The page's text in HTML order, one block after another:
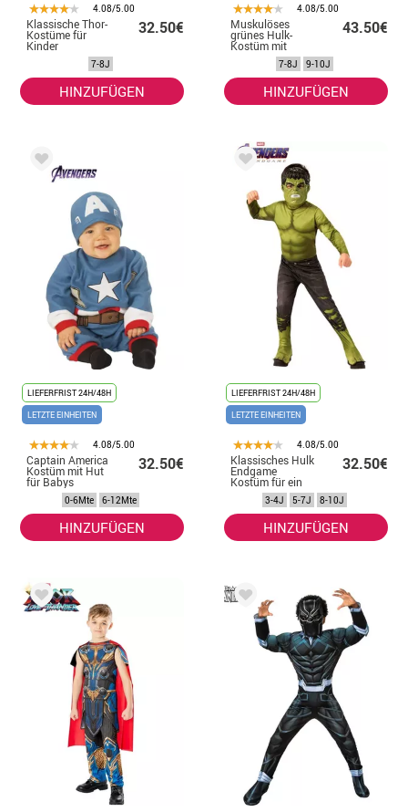
4.08/5.00
Klassische Thor-
Kostüme für
Kinder
32.50€
7-8J
HINZUFÜGEN
4.08/5.00
Muskulöses
grünes Hulk-
Kostüm mit
Deluxe-Maske für
43.50€
7-8J 9-10J
HINZUFÜGEN
LIEFERFRIST 24H/48H
LETZTE EINHEITEN
4.08/5.00
Captain America
Kostüm mit Hut
für Babys
32.50€
0-6Mte 6-12Mte
HINZUFÜGEN
LIEFERFRIST 24H/48H
LETZTE EINHEITEN
4.08/5.00
Klassisches Hulk
Endgame
Kostüm für ein
32.50€
3-4J 5-7J 8-10J
HINZUFÜGEN